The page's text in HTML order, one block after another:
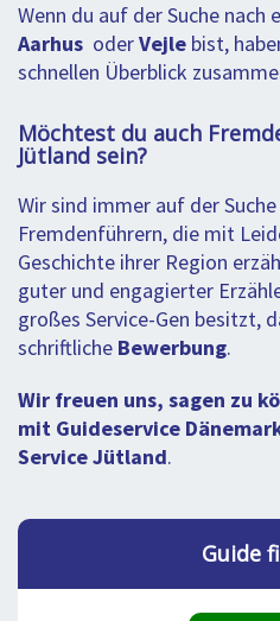
Wenn du auf der Suche nach
Aarhus oderVejle bist,
schnellen Überblick
Möchtest du auch
Jütland sein?
Wir sind immer auf der Suche
Fremdenführern, die mit
Geschichte ihrer Region
guter und engagierter
großes Service-Gen besitzt,
schriftliche Bewerbung.
Wir freuen uns, sagen zu
mit Guideservice
ServiceJütland.
Guide